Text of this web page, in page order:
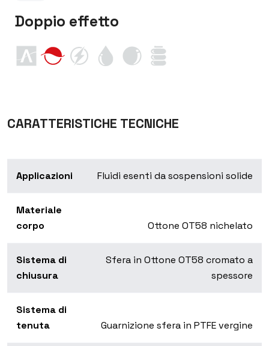
Doppio effetto
CARATTERISTICHE TECNICHE
Applicazioni Fluidi esenti da sospensioni solide
Materiale
corpo
Ottone OT58 nichelato
Sistema di
chiusura
Sfera in Ottone OT58 cromato a
spessore
Sistema di
tenuta
Guarnizione sfera in PTFE vergine